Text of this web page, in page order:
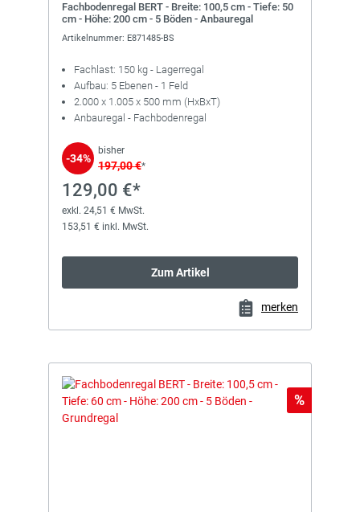
Fachbodenregal BERT - Breite: 100,5 cm - Tiefe: 50
cm - Höhe: 200 cm - 5 Böden - Anbauregal
Artikelnummer: E871485-BS
Fachlast: 150 kg - Lagerregal
Aufbau: 5 Ebenen - 1 Feld
2.000 x 1.005 x 500 mm (HxBxT)
Anbauregal - Fachbodenregal
-34%
bisher
197,00 €*
129,00 €*
exkl. 24,51 € MwSt.
153,51 € inkl. MwSt.
Zum Artikel
merken
Rabatt
%